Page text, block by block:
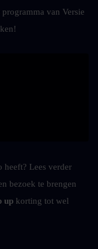
van Versie
heeft? Lees verder
bezoek te brengen
up korting tot wel